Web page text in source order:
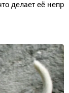
делает её непр